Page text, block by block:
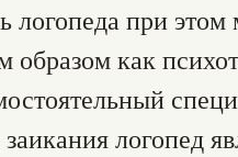
логопеда при
образом как
логопед